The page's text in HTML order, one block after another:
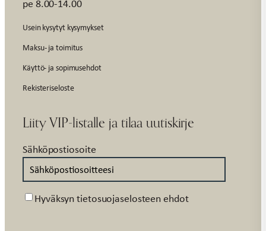
pe 8.00-14.00
Usein kysytyt kysymykset
Maksu- ja toimitus
Käyttö- ja sopimusehdot
Rekisteriseloste
Liity VIP-listalle ja tilaa uutiskirje
Sähköpostiosoite
Suostumus
Hyväksyn tietosuojaselosteen ehdot